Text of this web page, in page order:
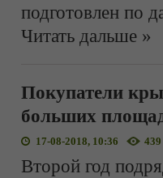
подготовлен по
Читать дальше »
Покупатели
больших
17-08-2018, 10:36 439
Второй год